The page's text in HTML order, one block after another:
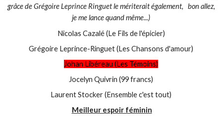
grâce de Grégoire Leprince Ringuet le mériterait également, bon allez,
je me lance quand même...)
Nicolas Cazalé (Le Fils de l'épicier)
Grégoire Leprince-Ringuet (Les Chansons d'amour)
Johan Libéreau (Les Témoins)
Jocelyn Quivrin (99 francs)
Laurent Stocker (Ensemble c'est tout)
Meilleur espoir féminin